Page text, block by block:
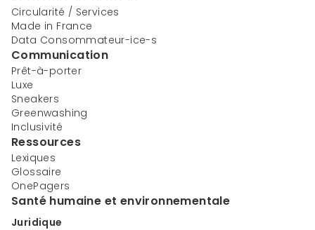
Circularité / Services
Made in France
Data Consommateur-ice-s
Communication
Prêt-à-porter
Luxe
Sneakers
Greenwashing
Inclusivité
Ressources
Lexiques
Glossaire
OnePagers
Santé humaine et environnementale
Juridique